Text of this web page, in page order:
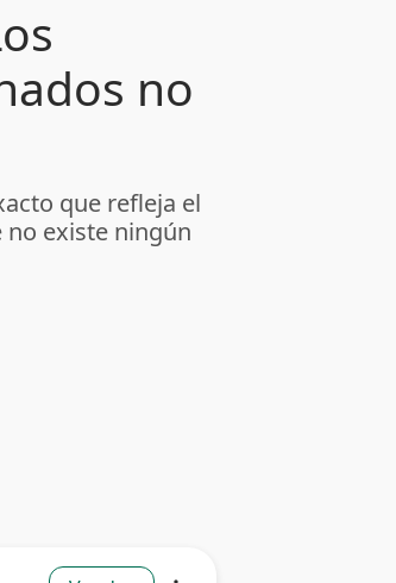
no
que refleja el
no existe ningún